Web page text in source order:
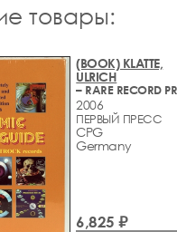
товары:
(BOOK) KLATTE,
ULRICH
2006
ПЕРВЫЙ ПРЕСС
CPG
Germany
6,825 ₽